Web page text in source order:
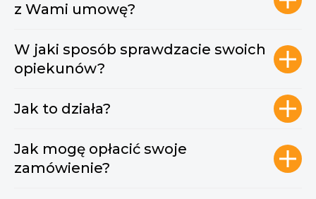
z Wami umowę?
W jaki sposób sprawdzacie swoich
opiekunów?
Jak to działa?
Jak mogę opłacić swoje
zamówienie?